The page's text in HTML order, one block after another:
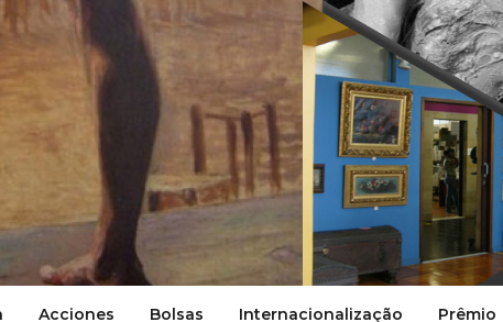
Acciones
Bolsas
Internacionalização
Prêmio